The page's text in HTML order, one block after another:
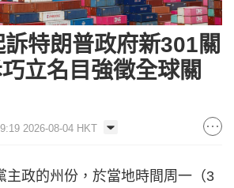
特朗普政府新301關
立名目強徵全球關
2026-08-04 HKT
主政的州份，於當地時間周一（3